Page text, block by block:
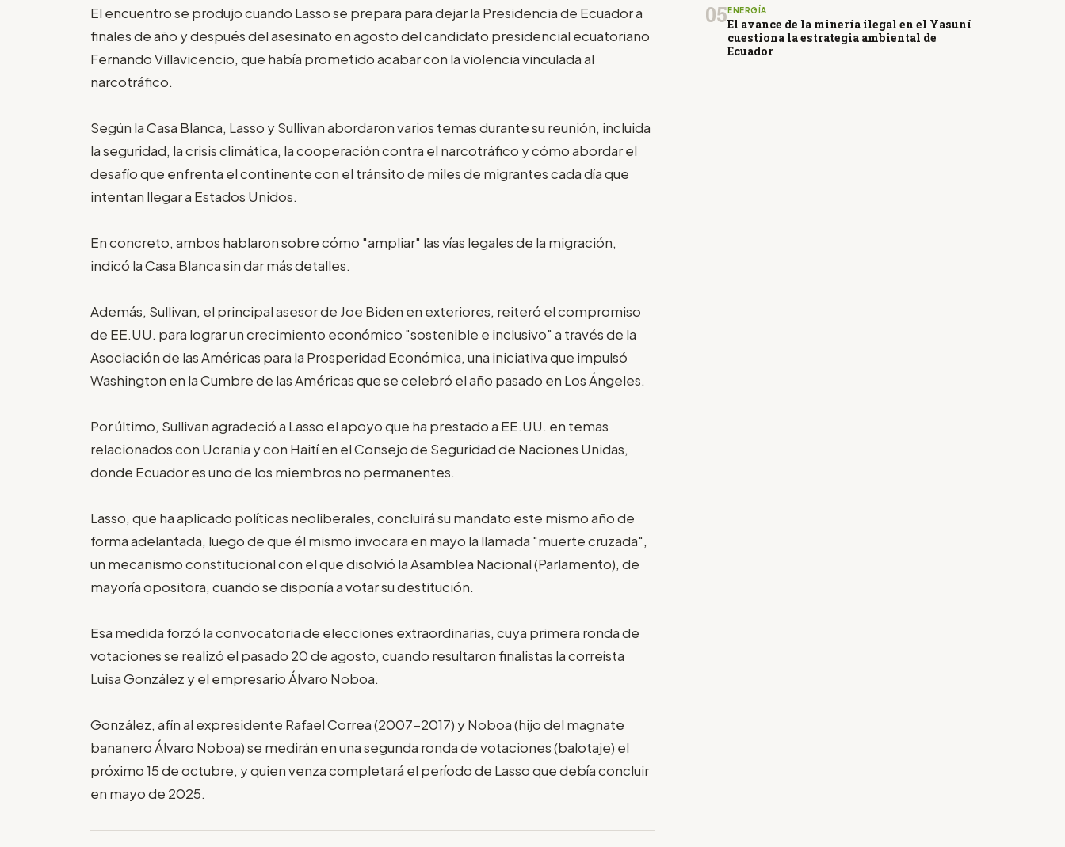
El encuentro se produjo cuando Lasso se prepara para dejar la Presidencia de Ecuador a
finales de año y después del asesinato en agosto del candidato presidencial ecuatoriano
Fernando Villavicencio, que había prometido acabar con la violencia vinculada al
narcotráfico.
Según la Casa Blanca, Lasso y Sullivan abordaron varios temas durante su reunión, incluida
la seguridad, la crisis climática, la cooperación contra el narcotráfico y cómo abordar el
desafío que enfrenta el continente con el tránsito de miles de migrantes cada día que
intentan llegar a Estados Unidos.
En concreto, ambos hablaron sobre cómo "ampliar" las vías legales de la migración,
indicó la Casa Blanca sin dar más detalles.
Además, Sullivan, el principal asesor de Joe Biden en exteriores, reiteró el compromiso
de EE.UU. para lograr un crecimiento económico "sostenible e inclusivo" a través de la
Asociación de las Américas para la Prosperidad Económica, una iniciativa que impulsó
Washington en la Cumbre de las Américas que se celebró el año pasado en Los Ángeles.
Por último, Sullivan agradeció a Lasso el apoyo que ha prestado a EE.UU. en temas
relacionados con Ucrania y con Haití en el Consejo de Seguridad de Naciones Unidas,
donde Ecuador es uno de los miembros no permanentes.
Lasso, que ha aplicado políticas neoliberales, concluirá su mandato este mismo año de
forma adelantada, luego de que él mismo invocara en mayo la llamada "muerte cruzada",
un mecanismo constitucional con el que disolvió la Asamblea Nacional (Parlamento), de
mayoría opositora, cuando se disponía a votar su destitución.
Esa medida forzó la convocatoria de elecciones extraordinarias, cuya primera ronda de
votaciones se realizó el pasado 20 de agosto, cuando resultaron finalistas la correísta
Luisa González y el empresario Álvaro Noboa.
González, afín al expresidente Rafael Correa (2007-2017) y Noboa (hijo del magnate
bananero Álvaro Noboa) se medirán en una segunda ronda de votaciones (balotaje) el
próximo 15 de octubre, y quien venza completará el período de Lasso que debía concluir
en mayo de 2025.
05 ENERGÍA
El avance de la minería ilegal en el Yasuní
cuestiona la estrategia ambiental de
Ecuador